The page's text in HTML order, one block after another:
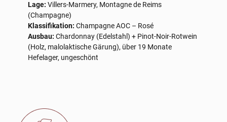
Lage: Villers-Marmery, Montagne de Reims
(Champagne)
Klassifikation: Champagne AOC – Rosé
Ausbau: Chardonnay (Edelstahl) + Pinot-Noir-Rotwein
(Holz, malolaktische Gärung), über 19 Monate
Hefelager, ungeschönt